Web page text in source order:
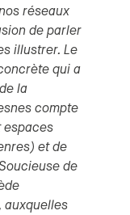
réseaux
de parler
illustrer. Le
qui a
la
compte
espaces
et de
de
auxquelles